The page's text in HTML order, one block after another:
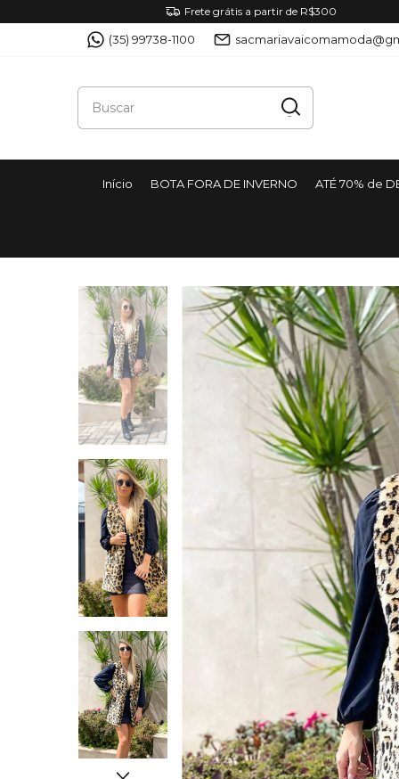
Frete grátis a partir de R$300
(35) 99738-1100
Início BOTA FORA DE INVERNO ATÉ 70% de